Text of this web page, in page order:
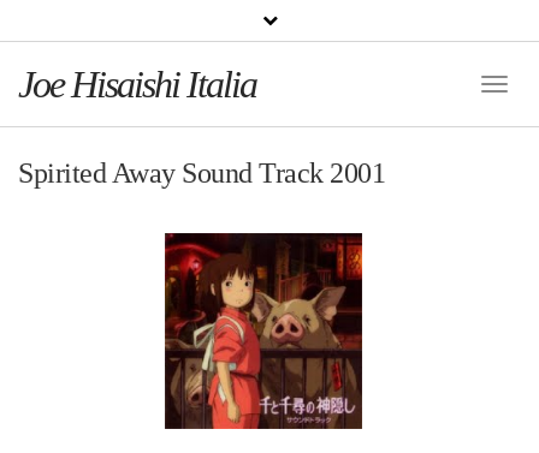
Joe Hisaishi Italia
Toggle
Spirited Away Sound Track 2001